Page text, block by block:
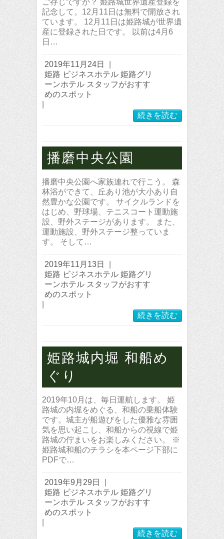
ご存じですか？ 姫路城世界遺産登録を
記念して。12月11日は無料で開放され
ています。 12月11日は姫路城が世界遺
産に登録された日です。 以前は4月6
日…
2019年11月24日
姫路 ビジネスホテル 姫路グリ
ーンホテル スタッフがおすす
めのスポット
続きを読む
播磨中央公園
播磨中央公園へ家族連れで行こう。 森
林浴ができて、丘あり池が大小あり自
然豊かな公園です。 サイクルランドを
はじめ、野球場、テニスコート運動施
設、野外ステージがあります。 また、
運動施設、野外ステージ整っていま
す。 そして…
2019年11月13日
姫路 ビジネスホテル 姫路グリ
ーンホテル スタッフがおすす
めのスポット
続きを読む
姫路城内堀 和船め
ぐり
2019年10月は、毎日運航します。 姫
路城の内堀をめぐる、和船の乗船体験
です。城主が船遊びをした優雅な雰囲
気を思い起こし、和船からの視線で姫
路城の佇まいをお楽しみください。 ※
姫路城和船のチラシを本ページ下部に
PDFで…
2019年9月29日
姫路 ビジネスホテル 姫路グリ
ーンホテル スタッフがおすす
めのスポット
続きを読む